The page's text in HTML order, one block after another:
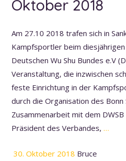
Oktober 2018
Am 27.10 2018 trafen sich in
Kampfsportler beim
Deutschen Wu Shu Bundes e.V
Veranstaltung, die inzwischen
feste Einrichtung in der
durch die Organisation des Bonn
Zusammenarbeit mit dem
Präsident des Verbandes, …
30. Oktober 2018 Bruce